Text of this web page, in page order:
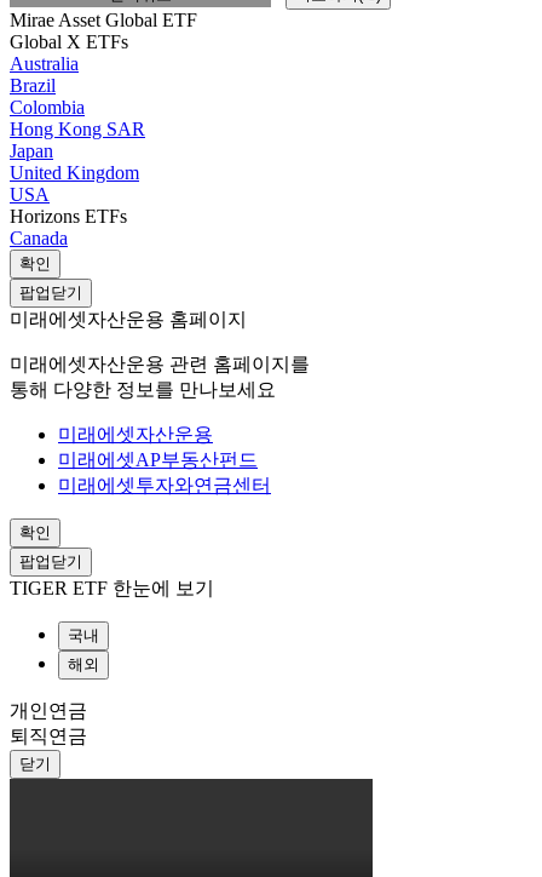
Mirae Asset Global ETF
Global X ETFs
Australia
Brazil
Colombia
Hong Kong SAR
Japan
United Kingdom
USA
Horizons ETFs
Canada
확인
팝업닫기
미래에셋자산운용 홈페이지
미래에셋자산운용 관련 홈페이지를
통해 다양한 정보를 만나보세요
미래에셋자산운용
미래에셋AP부동산펀드
미래에셋투자와연금센터
확인
팝업닫기
TIGER ETF 한눈에 보기
국내
해외
개인연금
퇴직연금
닫기